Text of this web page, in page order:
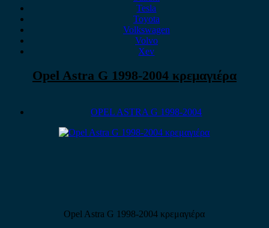
Tesla
Toyota
Volkswagen
Volvo
Xev
Opel Astra G 1998-2004 κρεμαγιέρα
OPEL ASTRA G 1998-2004
Opel Astra G 1998-2004 κρεμαγιέρα